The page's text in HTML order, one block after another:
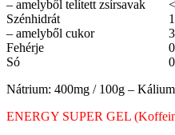
– amelyből telített zsírsavak
Szénhidrát
– amelyből cukor
Fehérje
Só
Nátrium: 400mg / 100g –
ENERGY SUPER GEL